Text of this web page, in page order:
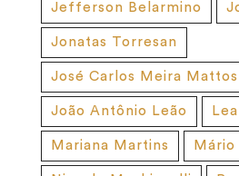
Jefferson Belarmino
Jonatas Torresan
José Carlos Meira Mattos
João Antônio Leão
Mariana Martins